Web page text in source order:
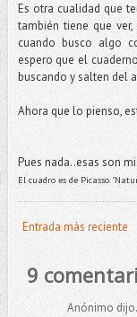
Es otra cualidad que
también tiene que
cuando busco algo
espero que el
buscando y salten del
Ahora que lo pienso,
Pues nada..esas son
El cuadro es de Picasso.
Entrada más reciente
9
Anónimo